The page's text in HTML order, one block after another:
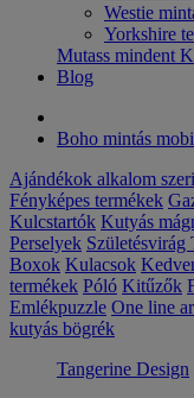
Westie
Yorkshire
Mutass mindent
Blog
Boho mintás
Ajándékok alkalom
Fényképes termékek
Kulcstartók Kutyás
Perselyek Születésvirág
Boxok Kulacsok
termékek Póló Kitűzők
Emlékpuzzle One line
kutyás bögrék
Tangerine Design